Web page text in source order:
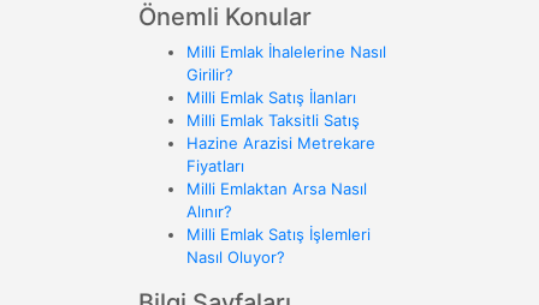
Önemli Konular
Milli Emlak İhalelerine Nasıl
Girilir?
Milli Emlak Satış İlanları
Milli Emlak Taksitli Satış
Hazine Arazisi Metrekare
Fiyatları
Milli Emlaktan Arsa Nasıl
Alınır?
Milli Emlak Satış İşlemleri
Nasıl Oluyor?